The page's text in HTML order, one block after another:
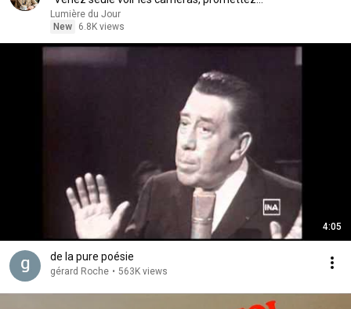
Lumière du Jour
New
6.8K views
4:05
de la pure poésie
gérard Roche • 563K views